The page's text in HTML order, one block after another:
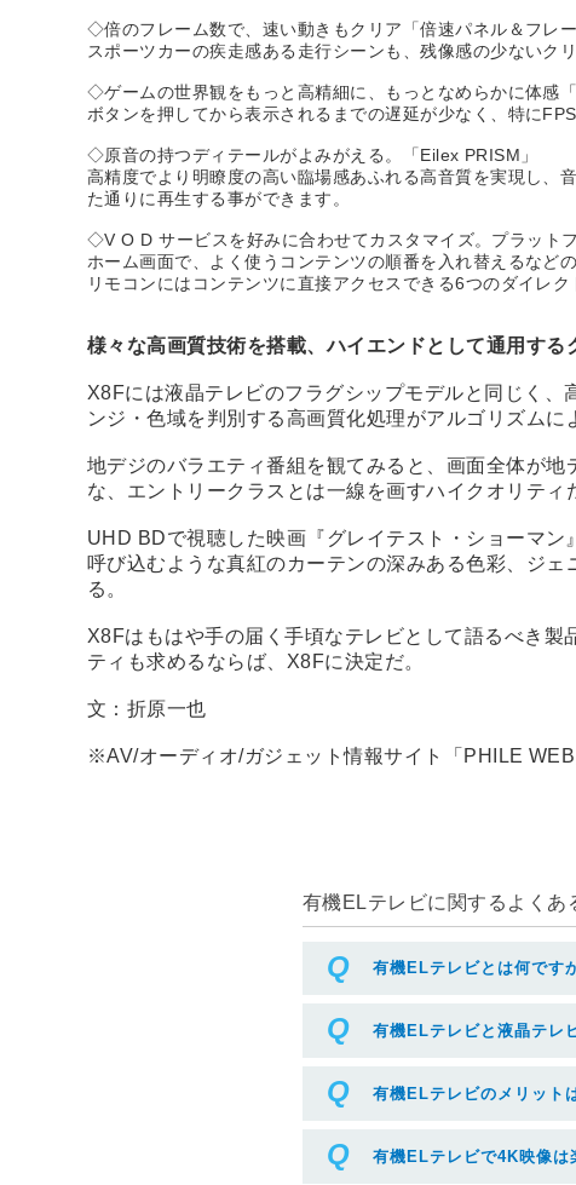
◇倍のフレーム数で、速い動きもクリア「倍速パネル＆フレー
スポーツカーの疾走感ある走行シーンも、残像感の少ないク
◇ゲームの世界観をもっと高精細に、もっとなめらかに体感
ボタンを押してから表示されるまでの遅延が少なく、特に
◇原音の持つディテールがよみがえる。「Eilex PRISM」
高精度でより明瞭度の高い臨場感あふれる高音質を実現し、
た通りに再生する事ができます。
◇V O D サービスを好みに合わせてカスタマイズ。プラットフ
ホーム画面で、よく使うコンテンツの順番を入れ替えるなど
リモコンにはコンテンツに直接アクセスできる6つのダイレク
様々な高画質技術を搭載、ハイエンドとして通用する
X8Fには液晶テレビのフラグシップモデルと同じく
ンジ・色域を判別する高画質化処理がアルゴリズムに
地デジのバラエティ番組を観てみると、画面全体が
な、エントリークラスとは一線を画すハイクオリティ
UHD BDで視聴した映画『グレイテスト・ショーマ
呼び込むような真紅のカーテンの深みある色彩、ジ
る。
X8Fはもはや手の届く手頃なテレビとして語るべき
ティも求めるならば、X8Fに決定だ。
文：折原一也
※AV/オーディオ/ガジェット情報サイト「PHILE
有機ELテレビに関するよくあ
有機ELテレビとは何です
有機ELテレビと液晶テレ
有機ELテレビのメリット
有機ELテレビで4K映像は